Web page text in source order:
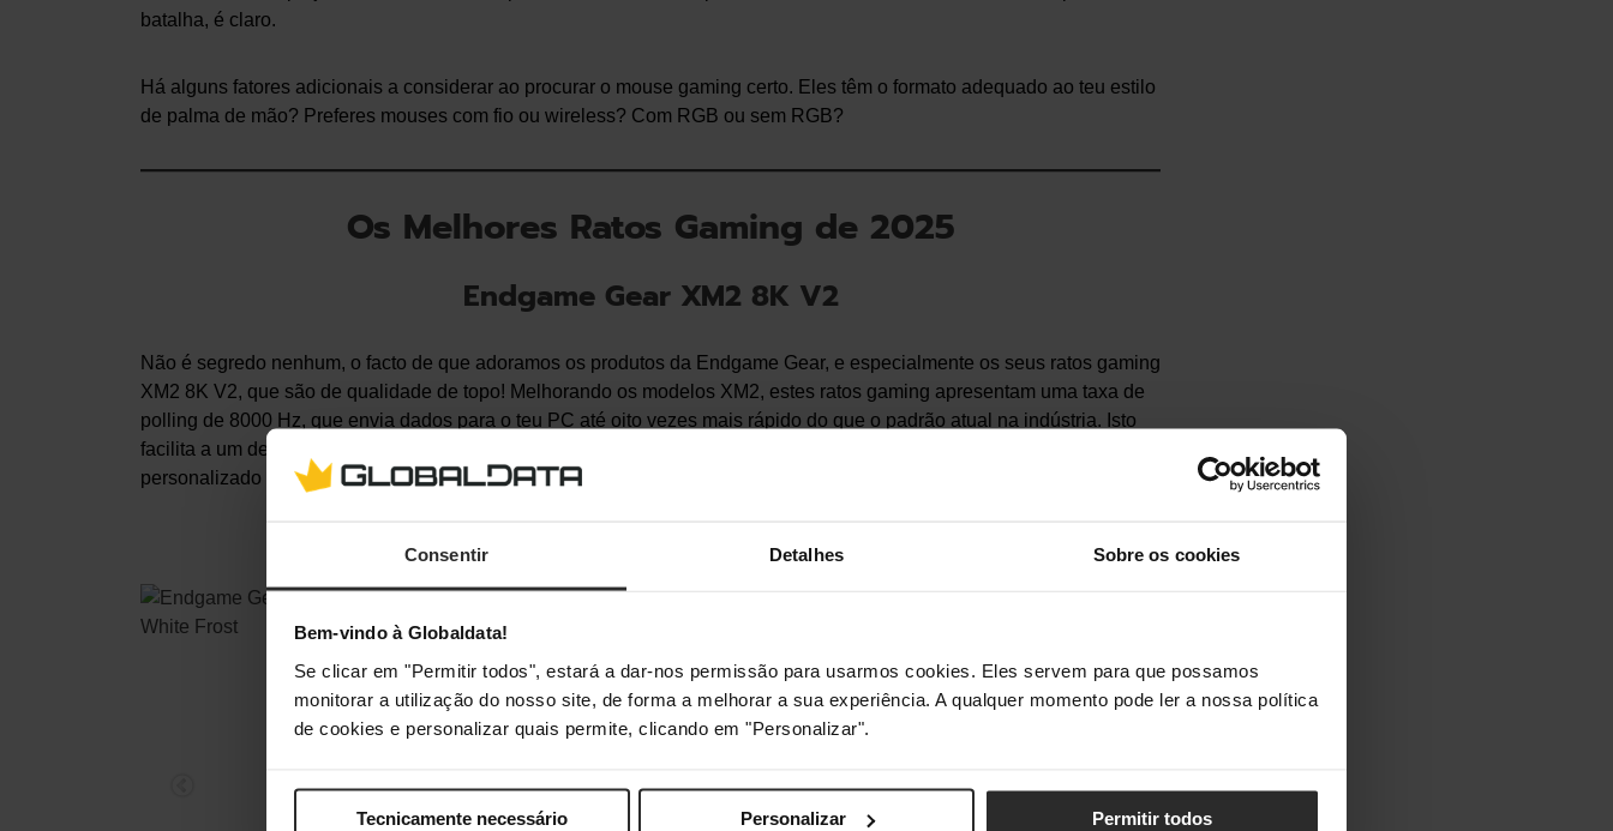
Consentir Detalhes Sobre os cookies
Bem-vindo à Globaldata!
Se clicar em "Permitir todos", estará a dar-nos permissão para usarmos cookies. Eles servem para que possamos
monitorar a utilização do nosso site, de forma a melhorar a sua experiência. A qualquer momento pode ler a nossa política
de cookies e personalizar quais permite, clicando em "Personalizar".
Tecnicamente necessário Personalizar Permitir todos
batalha, é claro.
Há alguns fatores adicionais a considerar ao procurar o mouse gaming certo. Eles têm o formato adequado ao teu estilo
de palma de mão? Preferes mouses com fio ou wireless? Com RGB ou sem RGB?
Os Melhores Ratos Gaming de 2025
Endgame Gear XM2 8K V2
Não é segredo nenhum, o facto de que adoramos os produtos da Endgame Gear, e especialmente os seus ratos gaming
XM2 8K V2, que são de qualidade de topo! Melhorando os modelos XM2, estes ratos gaming apresentam uma taxa de
polling de 8000 Hz, que envia dados para o teu PC até oito vezes mais rápido do que o padrão atual na indústria. Isto
facilita a um desempenho responsivo, que é totalmente otimizado pelo sensor ótico PixArt PAW3950 U+1F95A
personalizado com até 30 000 CPI.
Comprar